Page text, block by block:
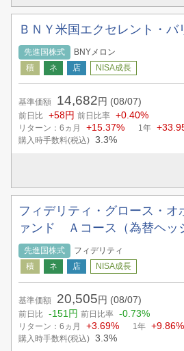
ＢＮＹ米国エクセレント・バ
先進国株式 BNYメロン
基準価額 14,682 円 (08/07)
前日比 +58円 前日比率 +0.40%
リターン：6ヵ月 +15.37% 1年
購入時手数料(税込) 3.3%
フィデリティ・グロース・オ
ァンド Ａコース（為替ヘッ
先進国株式 フィデリティ
基準価額 20,505 円 (08/07)
前日比 -151円 前日比率 -0.73%
リターン：6ヵ月 +3.69% 1年 +9.86%
購入時手数料(税込) 3.3%